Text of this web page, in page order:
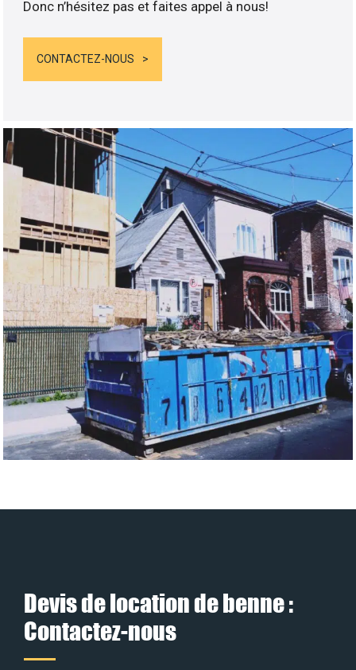
Donc n’hésitez pas et faites appel à nous!
CONTACTEZ-NOUS
Devis de location de benne :
Contactez-nous